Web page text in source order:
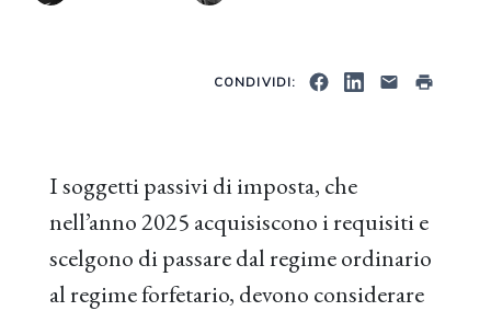
CONDIVIDI:
I soggetti passivi di imposta, che
nell’anno 2025 acquisiscono i requisiti e
scelgono di passare dal regime ordinario
al regime forfetario, devono considerare